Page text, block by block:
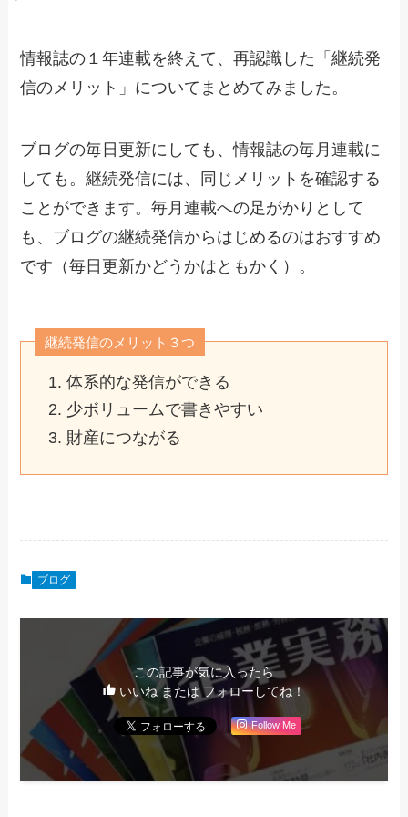
情報誌の１年連載を終えて、再認識した「継続発
信のメリット」についてまとめてみました。
ブログの毎日更新にしても、情報誌の毎月連載に
しても。継続発信には、同じメリットを確認する
ことができます。毎月連載への足がかりとして
も、ブログの継続発信からはじめるのはおすすめ
です（毎日更新かどうかはともかく）。
継続発信のメリット３つ
体系的な発信ができる
少ボリュームで書きやすい
財産につながる
ブログ
この記事が気に入ったら
いいね または フォローしてね！
Follow Me